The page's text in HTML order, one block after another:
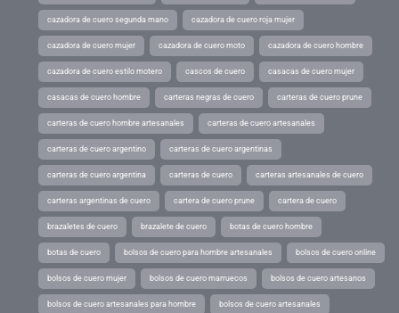
cazadora de cuero segunda mano cazadora de cuero roja mujer
cazadora de cuero mujer cazadora de cuero moto cazadora de cuero hombre
cazadora de cuero estilo motero cascos de cuero casacas de cuero mujer
casacas de cuero hombre carteras negras de cuero carteras de cuero prune
carteras de cuero hombre artesanales carteras de cuero artesanales
carteras de cuero argentino carteras de cuero argentinas
carteras de cuero argentina carteras de cuero carteras artesanales de cuero
carteras argentinas de cuero cartera de cuero prune cartera de cuero
brazaletes de cuero brazalete de cuero botas de cuero hombre
botas de cuero bolsos de cuero para hombre artesanales bolsos de cuero online
bolsos de cuero mujer bolsos de cuero marruecos bolsos de cuero artesanos
bolsos de cuero artesanales para hombre bolsos de cuero artesanales